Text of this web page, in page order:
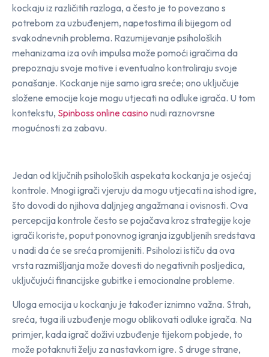
kockaju iz različitih razloga, a često je to povezano s
potrebom za uzbuđenjem, napetostima ili bijegom od
svakodnevnih problema. Razumijevanje psiholoških
mehanizama iza ovih impulsa može pomoći igračima da
prepoznaju svoje motive i eventualno kontroliraju svoje
ponašanje. Kockanje nije samo igra sreće; ono uključuje
složene emocije koje mogu utjecati na odluke igrača. U tom
kontekstu, Spinboss online casino nudi raznovrsne
mogućnosti za zabavu.
Jedan od ključnih psiholoških aspekata kockanja je osjećaj
kontrole. Mnogi igrači vjeruju da mogu utjecati na ishod igre,
što dovodi do njihova daljnjeg angažmana i ovisnosti. Ova
percepcija kontrole često se pojačava kroz strategije koje
igrači koriste, poput ponovnog igranja izgubljenih sredstava
u nadi da će se sreća promijeniti. Psiholozi ističu da ova
vrsta razmišljanja može dovesti do negativnih posljedica,
uključujući financijske gubitke i emocionalne probleme.
Uloga emocija u kockanju je također iznimno važna. Strah,
sreća, tuga ili uzbuđenje mogu oblikovati odluke igrača. Na
primjer, kada igrač doživi uzbuđenje tijekom pobjede, to
može potaknuti želju za nastavkom igre. S druge strane,